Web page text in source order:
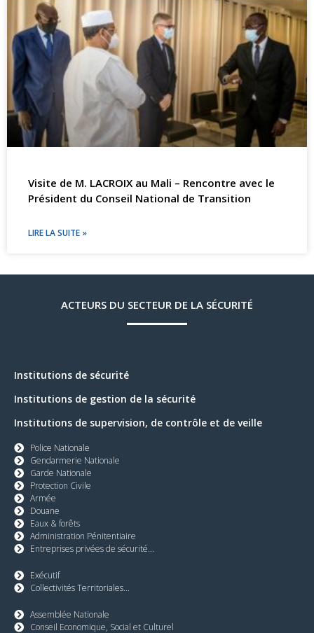
Visite de M. LACROIX au Mali – Rencontre avec le
Président du Conseil National de Transition
LIRE LA SUITE »
ACTEURS DU SECTEUR DE LA SÉCURITÉ
Institutions de sécurité
Institutions de gestion de la sécurité
Institutions de supervision, de contrôle et de veille
Police Nationale
Gendarmerie Nationale
Garde Nationale
Protection Civile
Armée
Douane
Eaux & forêts
Administration Pénitentiaire
Entreprises privées de sécurité...
Exécutif
Collectivités Territoriales...
Assemblée Nationale
Conseil Economique, Social et Culturel